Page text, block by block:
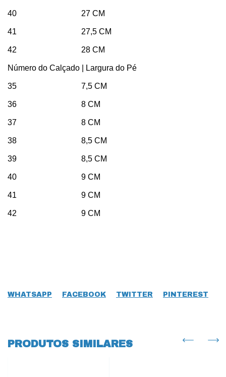
40 27 CM
41 27,5 CM
42 28 CM
Número do Calçado | Largura do Pé
35 7,5 CM
36 8 CM
37 8 CM
38 8,5 CM
39 8,5 CM
40 9 CM
41 9 CM
42 9 CM
WHATSAPP FACEBOOK TWITTER PINTEREST
PRODUTOS SIMILARES